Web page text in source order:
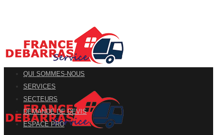
QUI SOMMES-NOUS
SERVICES
SECTEURS
DEMANDE DE DEVIS
ESPACE PRO